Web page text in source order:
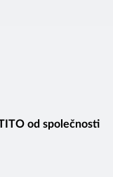
od společnosti